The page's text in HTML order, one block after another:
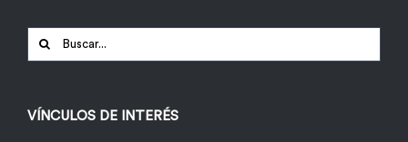
Buscar:
VÍNCULOS DE INTERÉS